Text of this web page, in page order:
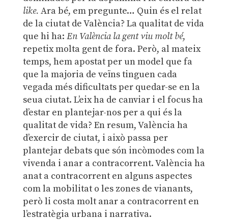
like. Ara bé, em pregunte… Quin és el relat
de la ciutat de València? La qualitat de vida
que hi ha: En València la gent viu molt bé,
repetix molta gent de fora. Però, al mateix
temps, hem apostat per un model que fa
que la majoria de veïns tinguen cada
vegada més dificultats per quedar-se en la
seua ciutat. L’eix ha de canviar i el focus ha
d’estar en plantejar-nos per a qui és la
qualitat de vida? En resum, València ha
d’exercir de ciutat, i això passa per
plantejar debats que són incòmodes com la
vivenda i anar a contracorrent. València ha
anat a contracorrent en alguns aspectes
com la mobilitat o les zones de vianants,
però li costa molt anar a contracorrent en
l’estratègia urbana i narrativa.